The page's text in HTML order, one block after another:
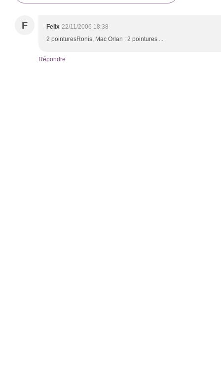
F Felix 22/11/2006 18:38
2 pointuresRonis, Mac Orlan : 2 pointures ...
Répondre